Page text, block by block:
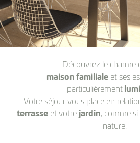
Découvrez le charme
maison familiale et ses
particulièrement
Votre séjour vous place en
terrasseet votre jardin, comme
nature.